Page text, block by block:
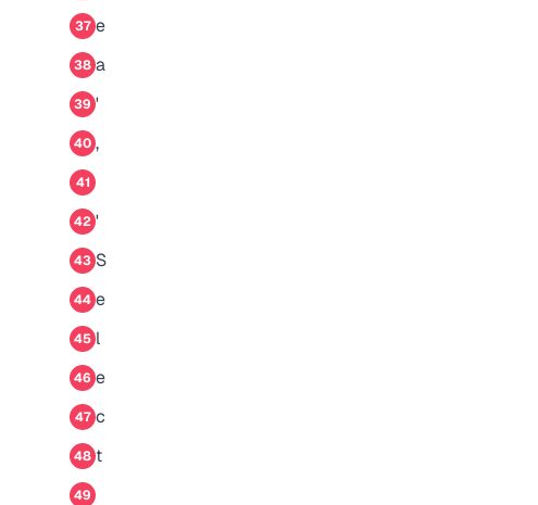
37 e
38 a
39 '
40 ,
41
42 '
43 S
44 e
45 l
46 e
47 c
48 t
49